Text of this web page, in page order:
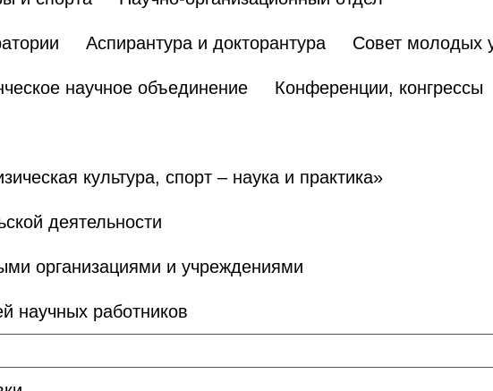
Аспирантура и докторантура Совет молодых
научное объединение Конференции, конгрессы
культура, спорт – наука и практика»
деятельности
организациями и учреждениями
научных работников